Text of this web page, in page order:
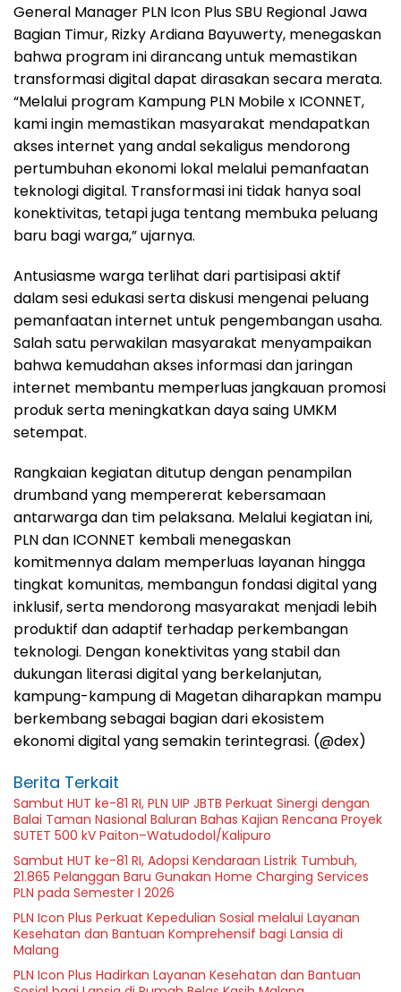
General Manager PLN Icon Plus SBU Regional Jawa
Bagian Timur, Rizky Ardiana Bayuwerty, menegaskan
bahwa program ini dirancang untuk memastikan
transformasi digital dapat dirasakan secara merata.
“Melalui program Kampung PLN Mobile x ICONNET,
kami ingin memastikan masyarakat mendapatkan
akses internet yang andal sekaligus mendorong
pertumbuhan ekonomi lokal melalui pemanfaatan
teknologi digital. Transformasi ini tidak hanya soal
konektivitas, tetapi juga tentang membuka peluang
baru bagi warga,” ujarnya.
Antusiasme warga terlihat dari partisipasi aktif
dalam sesi edukasi serta diskusi mengenai peluang
pemanfaatan internet untuk pengembangan usaha.
Salah satu perwakilan masyarakat menyampaikan
bahwa kemudahan akses informasi dan jaringan
internet membantu memperluas jangkauan promosi
produk serta meningkatkan daya saing UMKM
setempat.
Rangkaian kegiatan ditutup dengan penampilan
drumband yang mempererat kebersamaan
antarwarga dan tim pelaksana. Melalui kegiatan ini,
PLN dan ICONNET kembali menegaskan
komitmennya dalam memperluas layanan hingga
tingkat komunitas, membangun fondasi digital yang
inklusif, serta mendorong masyarakat menjadi lebih
produktif dan adaptif terhadap perkembangan
teknologi. Dengan konektivitas yang stabil dan
dukungan literasi digital yang berkelanjutan,
kampung-kampung di Magetan diharapkan mampu
berkembang sebagai bagian dari ekosistem
ekonomi digital yang semakin terintegrasi. (@dex)
Berita Terkait
Sambut HUT ke-81 RI, PLN UIP JBTB Perkuat Sinergi dengan
Balai Taman Nasional Baluran Bahas Kajian Rencana Proyek
SUTET 500 kV Paiton–Watudodol/Kalipuro
Sambut HUT ke-81 RI, Adopsi Kendaraan Listrik Tumbuh,
21.865 Pelanggan Baru Gunakan Home Charging Services
PLN pada Semester I 2026
PLN Icon Plus Perkuat Kepedulian Sosial melalui Layanan
Kesehatan dan Bantuan Komprehensif bagi Lansia di
Malang
PLN Icon Plus Hadirkan Layanan Kesehatan dan Bantuan